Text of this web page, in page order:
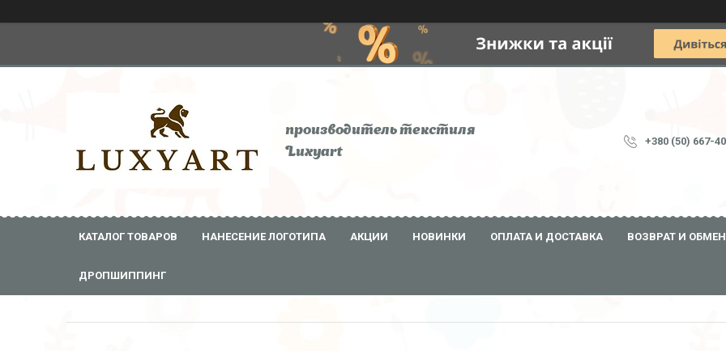
производитель текстиля
Luxyart
+380 (50) 667-
КАТАЛОГ ТОВАРОВ НАНЕСЕНИЕ ЛОГОТИПА АКЦИИ НОВИНКИ ОПЛАТА И ДОСТАВКА ВОЗВРАТ И ОБМЕН
ДРОПШИППИНГ